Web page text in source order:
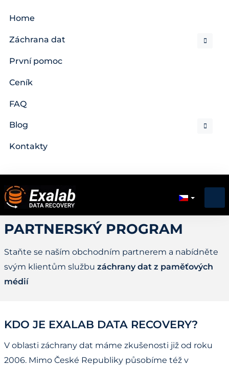
Home
Záchrana dat
První pomoc
Ceník
FAQ
Blog
Kontakty
PARTNERSKÝ PROGRAM
Staňte se naším obchodním partnerem a nabídněte
svým klientům službu záchrany dat z paměťových
médií
KDO JE EXALAB DATA RECOVERY?
V oblasti záchrany dat máme zkušenosti již od roku
2006. Mimo České Republiky působíme též v